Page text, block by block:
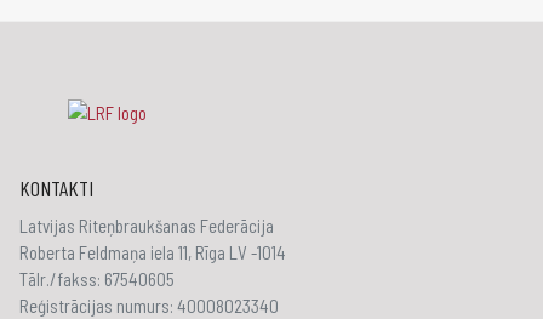
KONTAKTI
Latvijas Riteņbraukšanas Federācija
Roberta Feldmaņa iela 11, Rīga LV -1014
Tālr./fakss: 67540605
Reģistrācijas numurs: 40008023340